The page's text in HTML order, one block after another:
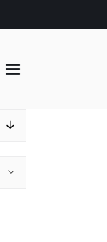
Toggle